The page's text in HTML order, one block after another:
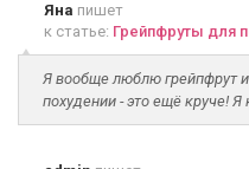
Яна пишет
к статье: Грейпфруты для
Я вообще люблю грейпфрут
похудении - это ещё круче!